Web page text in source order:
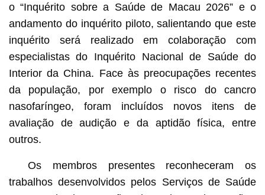
o “Inquérito sobre a Saúde de Macau 2026” e o
andamento do inquérito piloto, salientando que este
inquérito será realizado em colaboração com
especialistas do Inquérito Nacional de Saúde do
Interior da China. Face às preocupações recentes
da população, por exemplo o risco do cancro
nasofaríngeo, foram incluídos novos itens de
avaliação de audição e da aptidão física, entre
outros.
Os membros presentes reconheceram os
trabalhos desenvolvidos pelos Serviços de Saúde